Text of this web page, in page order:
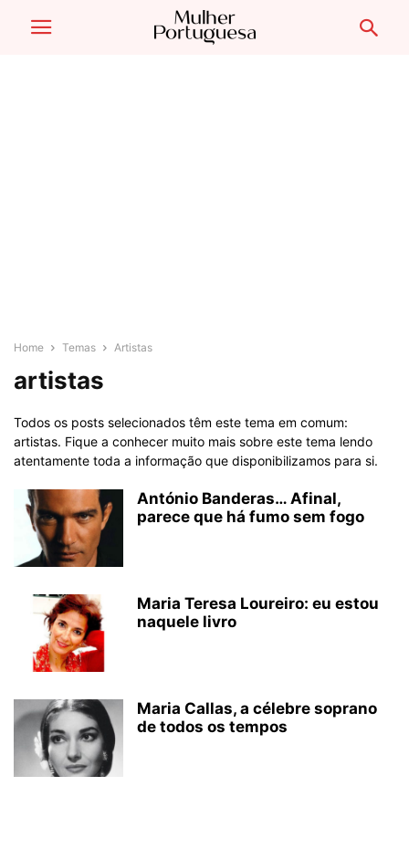
Home Temas Artistas
artistas
Todos os posts selecionados têm este tema em comum:
artistas. Fique a conhecer muito mais sobre este tema lendo
atentamente toda a informação que disponibilizamos para si.
António Banderas… Afinal,
parece que há fumo sem fogo
Maria Teresa Loureiro: eu estou
naquele livro
Maria Callas, a célebre soprano
de todos os tempos